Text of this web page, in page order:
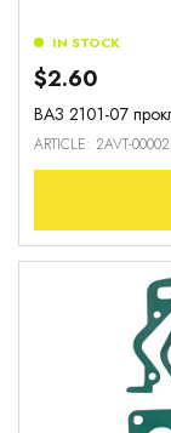
ВАЗ 2101-07
ARTICLE: 2AVT-
IN STOCK
$2.60